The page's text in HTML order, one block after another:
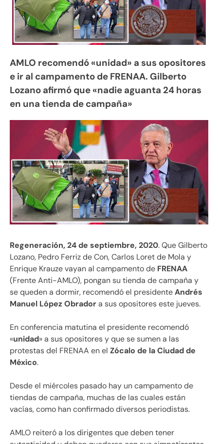
AMLO recomendó «unidad» a sus opositores
e ir al campamento de FRENAA. Gilberto
Lozano afirmó que «nadie aguanta 24 horas
en una tienda de campaña»
Regeneración, 24 de septiembre, 2020. Que Gilberto
Lozano, Pedro Ferriz de Con, Carlos Loret de Mola y
Enrique Krauze vayan al campamento de FRENAA
(Frente Anti-AMLO), pongan su tienda de campaña y
se queden a dormir, recomendó el presidenteAndrés
Manuel López Obradora sus opositores este jueves.
En conferencia matutina el presidente recomendó
«unidad» a sus opositores y que se sumen a las
protestas del FRENAA en el Zócalo de la Ciudad de
México.
Desde el miércoles pasado hay un campamento de
tiendas de campaña, muchas de las cuales están
vacías, como han confirmado diversos periodistas.
AMLO reiteró a los dirigentes que deben tener